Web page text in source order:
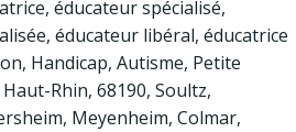
éducateur spécialisé,
éducateur libéral, éducatrice
Handicap, Autisme, Petite
Rhin, 68190, Soultz,
Meyenheim, Colmar,